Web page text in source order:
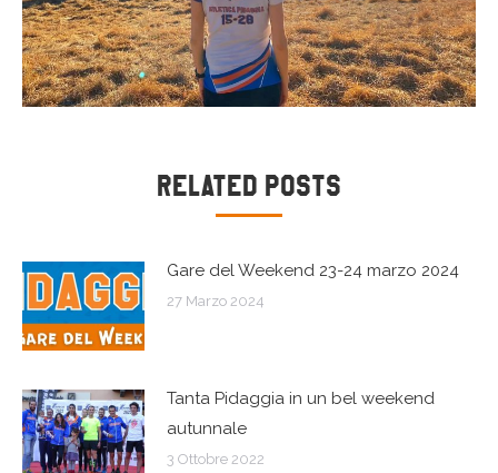
i
post
Related Posts
Gare del Weekend 23-24 marzo 2024
27 Marzo 2024
Tanta Pidaggia in un bel weekend
autunnale
3 Ottobre 2022